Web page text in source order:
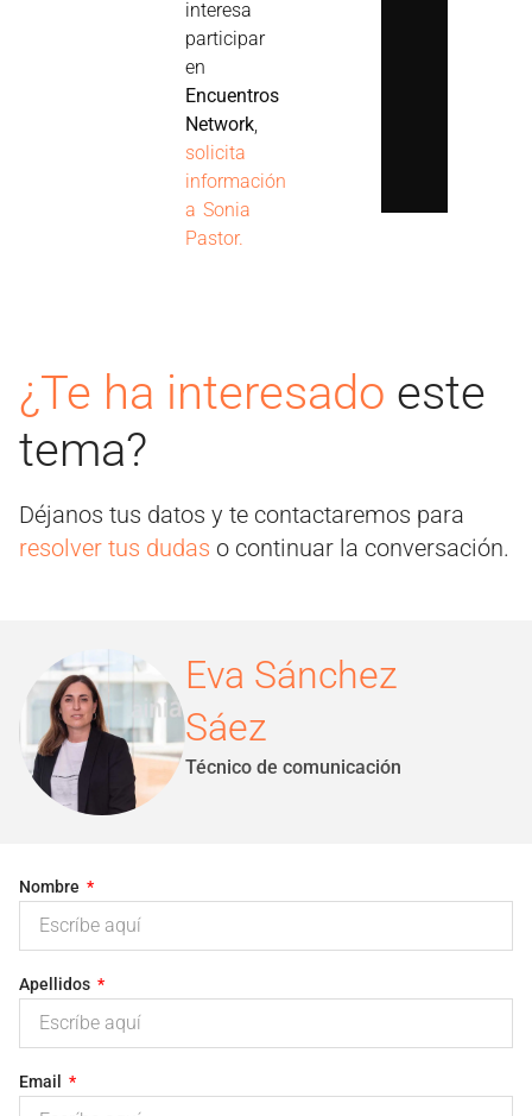
interesa
participar
en
Encuentros
Network,
solicita
información
a Sonia
Pastor.
¿Te ha interesado este
tema?
Déjanos tus datos y te contactaremos para
resolver tus dudas o continuar la conversación.
Eva Sánchez
Sáez
Técnico de comunicación
Nombre
Apellidos
Email